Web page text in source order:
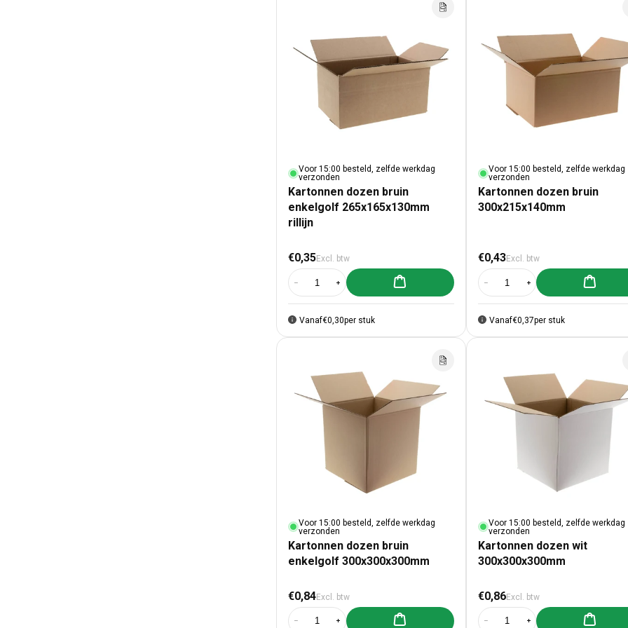
Voor 15:00 besteld, zelfde werkdag
verzonden
Kartonnen dozen bruin
enkelgolf 265x165x130mm
rillijn
Normale prijs
€0,35Excl. btw
Aantal verlagen voor Kartonnen dozen bruin enkelgolf 265x165x130mm rillijn
Aantal verhogen voor Kartonnen dozen bruin enkelgolf 265x165x130mm
Aan winkelwagen toevoegen
Vanaf€0,30per stuk
Voor 15:00 besteld, zelfde werkdag
verzonden
Kartonnen dozen bruin
300x215x140mm
Normale prijs
€0,43Excl. btw
Aantal verlagen voor Kartonnen
Aantal verhogen voor
Aan
Vanaf€0,37per stuk
Voor 15:00 besteld, zelfde werkdag
verzonden
Kartonnen dozen bruin
enkelgolf 300x300x300mm
Normale prijs
€0,84Excl. btw
Aantal verlagen voor Kartonnen dozen bruin enkelgolf 300x300x300mm
Aantal verhogen voor Kartonnen dozen bruin enkelgolf 300x300x300mm
Aan winkelwagen toevoegen
Voor 15:00 besteld, zelfde werkdag
verzonden
Kartonnen dozen wit
300x300x300mm
Normale prijs
€0,86Excl. btw
Aantal verlagen voor Kartonnen
Aantal verhogen voor
Aan